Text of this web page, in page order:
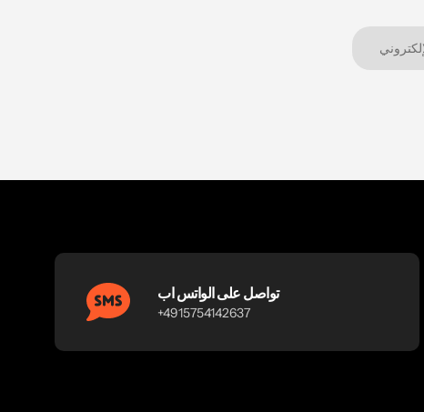
تواصل على الواتس اب
+4915754142637